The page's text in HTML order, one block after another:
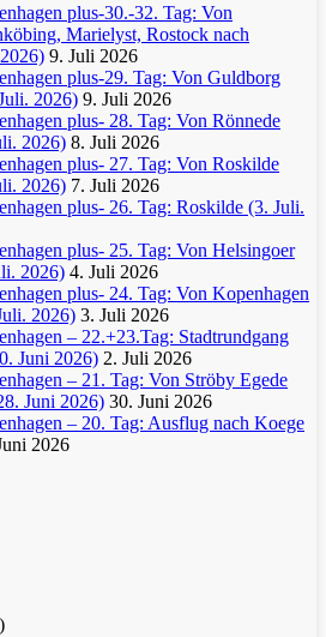
plus-30.-32. Tag: Von
Marielyst, Rostock nach
9. Juli 2026
plus-29. Tag: Von Guldborg
2026) 9. Juli 2026
plus- 28. Tag: Von Rönnede
2026) 8. Juli 2026
plus- 27. Tag: Von Roskilde
2026) 7. Juli 2026
plus- 26. Tag: Roskilde (3. Juli.
plus- 25. Tag: Von Helsingoer
2026) 4. Juli 2026
plus- 24. Tag: Von Kopenhagen
2026) 3. Juli 2026
– 22.+23.Tag: Stadtrundgang
Juni 2026) 2. Juli 2026
– 21. Tag: Von Ströby Egede
Juni 2026) 30. Juni 2026
– 20. Tag: Ausflug nach Koege
2026